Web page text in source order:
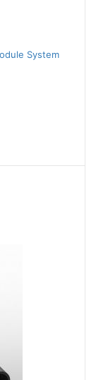
System